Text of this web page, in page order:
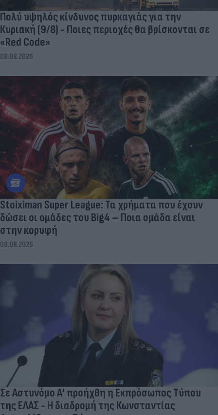
Πολύ υψηλός κίνδυνος πυρκαγιάς για την
Κυριακή (9/8) - Ποιες περιοχές θα βρίσκονται σε
«Red Code»
08.08.2026
Stoiximan Super League: Τα χρήματα που έχουν
δώσει οι ομάδες του Big4 – Ποια ομάδα είναι
στην κορυφή
08.08.2026
Σε Αστυνόμο Α' προήχθη η Εκπρόσωπος Τύπου
της ΕΛΑΣ - Η διαδρομή της Κωνσταντίας